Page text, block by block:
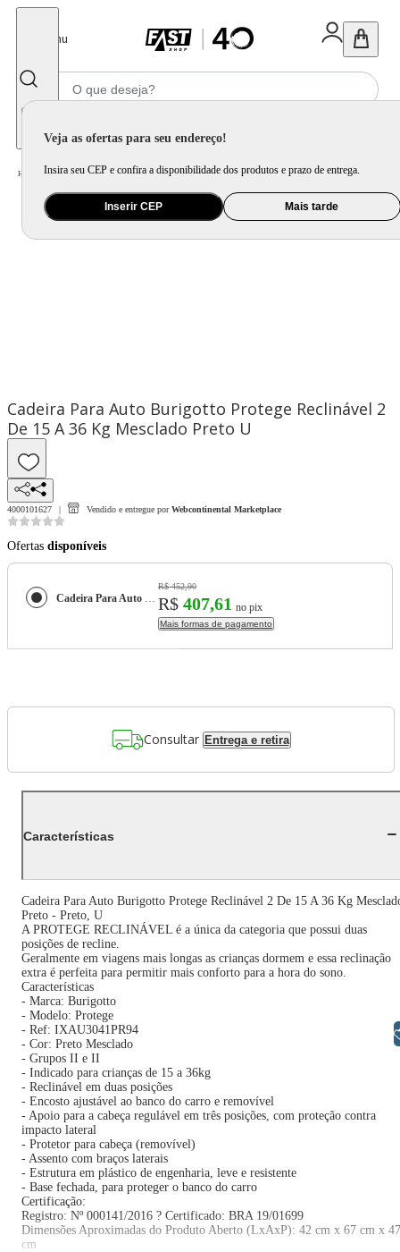
Menu
Veja as ofertas para seu endereço!
Insira seu CEP e confira a disponibilidade dos produtos e prazo de entrega.
Inserir CEP Mais tarde
Home Bebê / Passeio / Cadeira para Auto e Assento de Elevação
Cadeira Para Auto Burigotto Protege Reclinável 2
De 15 A 36 Kg Mesclado Preto U
4000101627 Vendido e entregue por Webcontinental Marketplace
Ofertas disponíveis
Cadeira Para Auto Burigotto Protege Reclinável 2 De 15 A 36 Kg Mesclado Preto U
R$ 452,90
R$ 407,61 no pix
Mais formas de pagamento
Consultar Entrega e retira
Características
Cadeira Para Auto Burigotto Protege Reclinável 2 De 15 A 36 Kg
Preto - Preto, U
A PROTEGE RECLINÁVEL é a única da categoria que possui duas
posições de recline.
Geralmente em viagens mais longas as crianças dormem e essa reclinação
extra é perfeita para permitir mais conforto para a hora do sono.
Características
- Marca: Burigotto
- Modelo: Protege
- Ref: IXAU3041PR94
- Cor: Preto Mesclado
- Grupos II e II
- Indicado para crianças de 15 a 36kg
- Reclinável em duas posições
- Encosto ajustável ao banco do carro e removível
- Apoio para a cabeça regulável em três posições, com proteção contra
impacto lateral
- Protetor para cabeça (removível)
- Assento com braços laterais
- Estrutura em plástico de engenharia, leve e resistente
- Base fechada, para proteger o banco do carro
Certificação:
Registro: Nº 000141/2016 ? Certificado: BRA 19/01699
Dimensões Aproximadas do Produto Aberto (LxAxP): 42 cm x 67 cm x 47
cm